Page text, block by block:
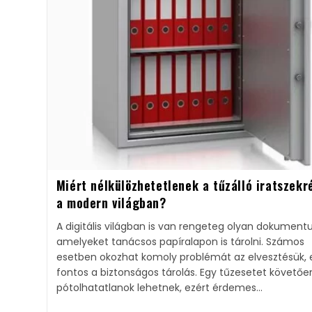
Miért nélkülözhetetlenek a tűzálló
a modern világban?
A digitális világban is van rengeteg olyan
amelyeket tanácsos papíralapon is tárolni. Számos
esetben okozhat komoly problémát az elvesztésük,
fontos a biztonságos tárolás. Egy tűzesetet
pótolhatatlanok lehetnek, ezért érdemes…